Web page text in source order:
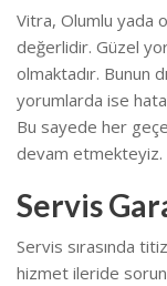
Vitra, Olumlu yada
değerlidir. Güzel
olmaktadır. Bunun
yorumlarda ise
Bu sayede her
devam etmekteyiz.
Servis
Servis sırasında
hizmet ileride sorun